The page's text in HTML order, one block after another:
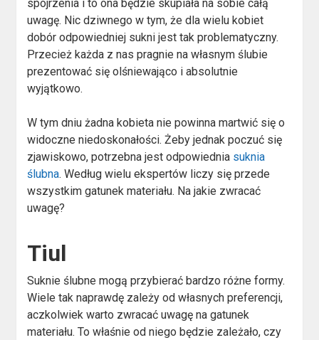
spojrzenia i to ona będzie skupiała na sobie całą
uwagę. Nic dziwnego w tym, że dla wielu kobiet
dobór odpowiedniej sukni jest tak problematyczny.
Przecież każda z nas pragnie na własnym ślubie
prezentować się olśniewająco i absolutnie
wyjątkowo.
W tym dniu żadna kobieta nie powinna martwić się o
widoczne niedoskonałości. Żeby jednak poczuć się
zjawiskowo, potrzebna jest odpowiednia suknia
ślubna. Według wielu ekspertów liczy się przede
wszystkim gatunek materiału. Na jakie zwracać
uwagę?
Tiul
Suknie ślubne mogą przybierać bardzo różne formy.
Wiele tak naprawdę zależy od własnych preferencji,
aczkolwiek warto zwracać uwagę na gatunek
materiału. To właśnie od niego będzie zależało, czy